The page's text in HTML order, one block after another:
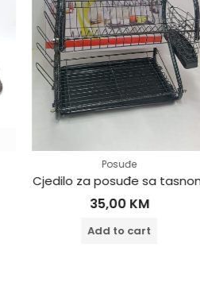
Cjedilo za posuđe sa tasnom
KM
Add to cart